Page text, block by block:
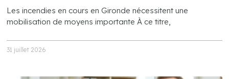
Les incendies en cours en Gironde nécessitent une
mobilisation de moyens importante À ce titre,
31 juillet 2026